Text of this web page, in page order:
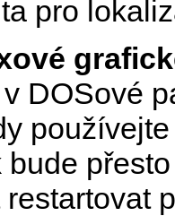
pro
v DOSové
bude